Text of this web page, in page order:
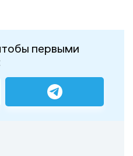
первыми